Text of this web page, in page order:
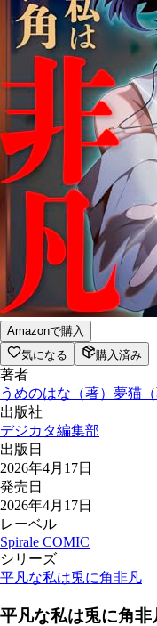
Amazonで購入
気になる
購入済み
著者
うめのはな （著） 夢猫 （
出版社
デジカタ編集部
出版日
2026年4月17日
発売日
2026年4月17日
レーベル
Spirale COMIC
シリーズ
平凡な私は兎に角非凡
平凡な私は兎に角非